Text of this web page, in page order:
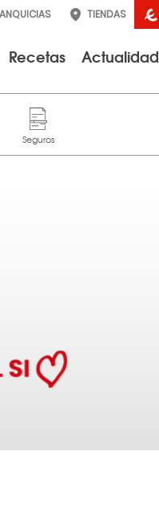
TIENDAS
Recetas Actualidad